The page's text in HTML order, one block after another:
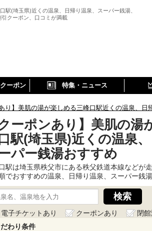
駅(埼玉県)近くの温泉、日帰り温泉、スーパー銭湯、
クーポン、口コミが満載
ーポン 特集・ニュース
り】美肌の湯が楽しめる三峰口駅近くの温泉、
クーポンあり】美肌の湯
駅(埼玉県)近くの温泉、
パー銭湯おすすめ
駅は埼玉県秩父市にある秩父鉄道本線などが
でおすすめの温泉、日帰り温泉、スーパー銭
電子チケットあり クーポンあり
閉
わり条件